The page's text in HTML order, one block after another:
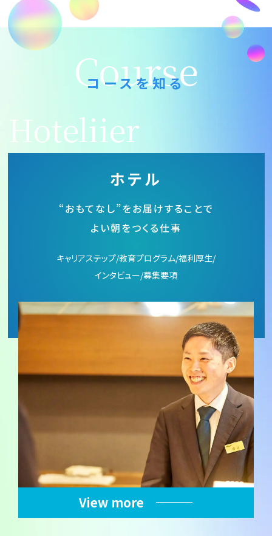
Course
コースを知る
Hoteliier
ホテル
“おもてなし”をお届けすることで
よい朝をつくる仕事
キャリアステップ/教育プログラム/福利厚生/
インタビュー/募集要項
View more